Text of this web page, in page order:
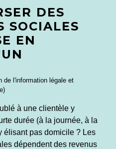
DES
SOCIALES
EN
de l'information légale et
à une clientèle y
durée (à la journée, à la
élisant pas domicile ? Les
dépendent des revenus